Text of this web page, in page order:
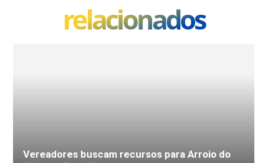
relacionados
Vereadores buscam recursos para Arroio do